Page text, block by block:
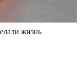
жизнь